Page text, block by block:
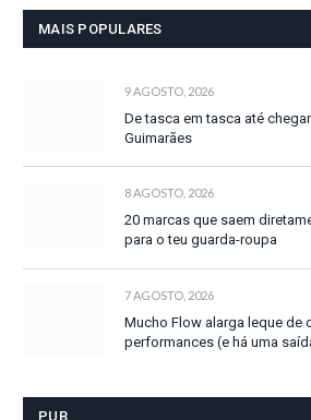
MAIS POPULARES
9 AGOSTO, 2026
De tasca em tasca até
Guimarães
8 AGOSTO, 2026
20 marcas que saem
para o teu guarda-roupa
7 AGOSTO, 2026
Mucho Flow alarga leque de
performances (e há uma
PUB